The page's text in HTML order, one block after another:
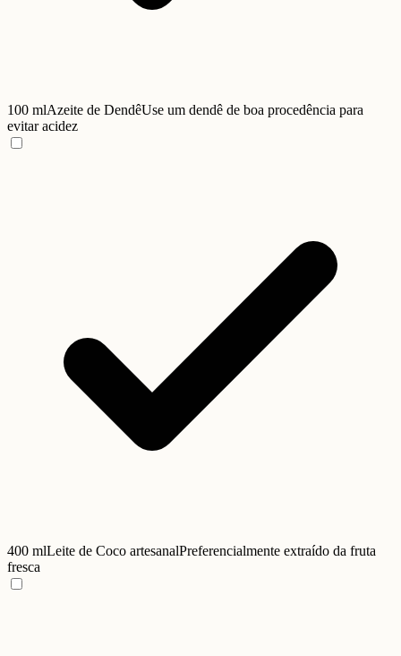
100 mlAzeite de DendêUse um dendê de boa procedência para
evitar acidez
400 mlLeite de Coco artesanalPreferencialmente extraído da fruta
fresca